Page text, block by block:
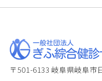
〒501-6133 岐阜県岐阜市